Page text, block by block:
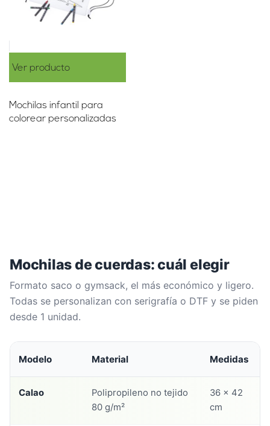
Mochilas de cuerdas: cuál elegir
Formato saco o gymsack, el más económico y ligero.
Todas se personalizan con serigrafía o DTF y se piden
desde 1 unidad.
Modelo Material Medidas
Calao
Polipropileno no tejido
80 g/m²
36 x 42
cm
Ver producto
Mochilas infantil para
colorear personalizadas